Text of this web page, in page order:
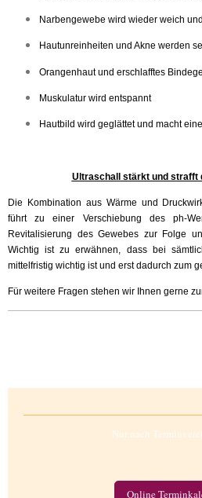
Narbengewebe wird wieder weich
Hautunreinheiten und Akne werden
Orangenhaut und erschlafftes
Muskulatur wird entspannt
Hautbild wird geglättet und macht
Ultraschall stärkt und strafft
Die Kombination aus Wärme und
führt zu einer Verschiebung des ph-
Revitalisierung des Gewebes zur Folge
Wichtig ist zu erwähnen, dass bei
mittelfristig wichtig ist und erst dadurch zum
Für weitere Fragen stehen wir Ihnen gerne
Nur nach
Online